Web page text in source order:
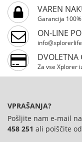
VAREN
Garancija
ON-LINE
DVOLETNA
Za vse Xplorer
VPRAŠANJA?
Pošljite nam e-mail na
458 251 ali poiščite